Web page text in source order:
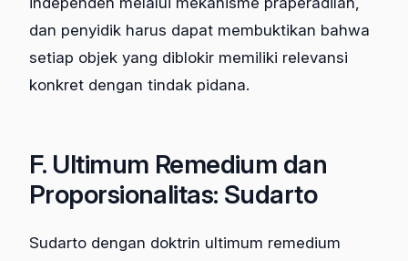
dan penyidik harus dapat membuktikan bahwa
setiap objek yang diblokir memiliki relevansi
konkret dengan tindak pidana.
F. Ultimum Remedium dan
Proporsionalitas: Sudarto
Sudarto dengan doktrin ultimum remedium